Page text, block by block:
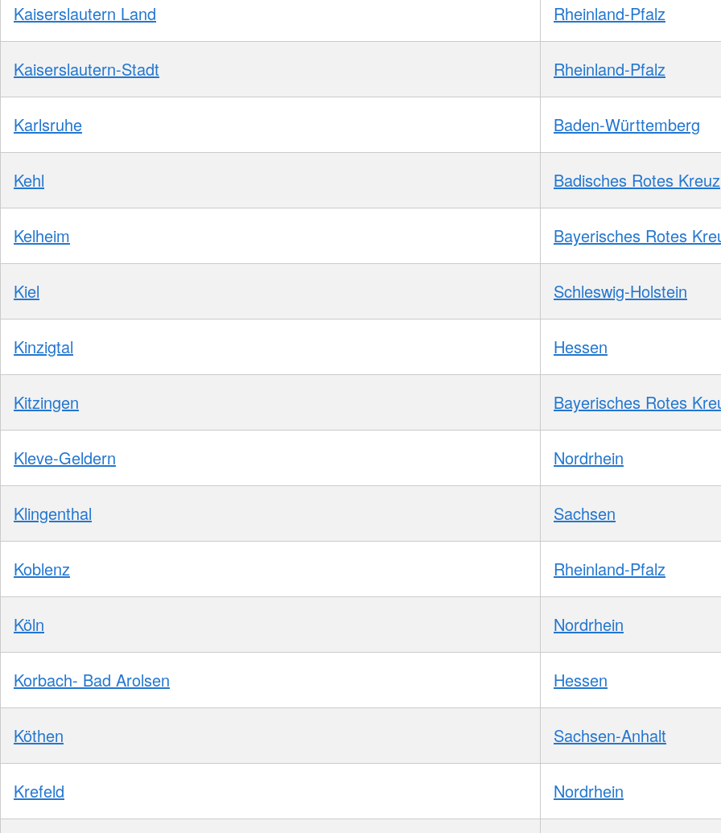
Kaiserslautern Land Rheinland-Pfalz
Kaiserslautern-Stadt Rheinland-Pfalz
Karlsruhe Baden-Württemberg
Kehl Badisches Rotes Kreuz
Kelheim Bayerisches Rotes
Kiel Schleswig-Holstein
Kinzigtal Hessen
Kitzingen Bayerisches Rotes
Kleve-Geldern Nordrhein
Klingenthal Sachsen
Koblenz Rheinland-Pfalz
Köln Nordrhein
Korbach- Bad Arolsen Hessen
Köthen Sachsen-Anhalt
Krefeld Nordrhein